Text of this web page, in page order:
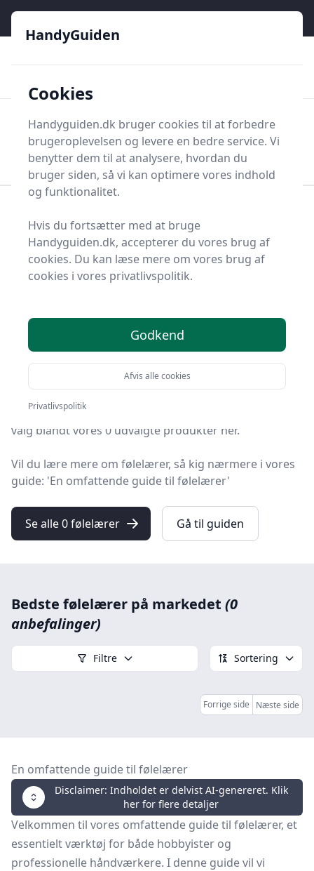
HandyGuiden
Søg nu
Søg nu
Bedste følelærer på
markedet - 0
HandyGuiden er stedet at finde følelærer. Vi har samlet
0 top-produkter, så du hurtigt kan vælge det bedste.
bestemt type eller fri levering, kan du finde det bedste
valg blandt vores 0 udvalgte produkter her.
Vil du lære mere om følelærer, så kig nærmere i vores
guide: 'En omfattende guide til følelærer'
Se alle 0 følelærer Gå til guiden
Bedste følelærer på markedet (0
anbefalinger)
Filtre Sortering
Forrige side Næste side
En omfattende guide til følelærer
Disclaimer: Indholdet er delvist AI-genereret. Klik
her for flere detaljer
Velkommen til vores omfattende guide til følelærer, et
essentielt værktøj for både hobbyister og
professionelle håndværkere. I denne guide vil vi
HandyGuiden
Cookies
Handyguiden.dk bruger cookies til at forbedre
brugeroplevelsen og levere en bedre service. Vi
benytter dem til at analysere, hvordan du
bruger siden, så vi kan optimere vores indhold
og funktionalitet.
Hvis du fortsætter med at bruge
Handyguiden.dk, accepterer du vores brug af
cookies. Du kan læse mere om vores brug af
cookies i vores privatlivspolitik.
Godkend
Afvis alle cookies
Privatlivspolitik